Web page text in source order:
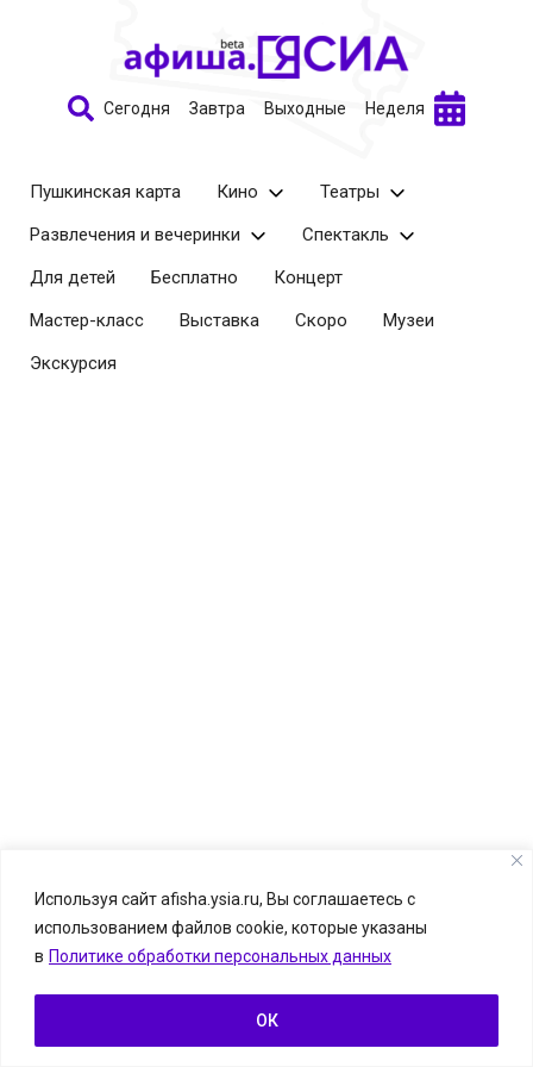
Используя сайт afisha.ysia.ru, Вы соглашаетесь с
использованием файлов cookie, которые указаны
в Политике обработки персональных данных
ОК
Сегодня Завтра Выходные Неделя
Пушкинская карта Кино
Театры
Развлечения и вечеринки
Спектакль
Для детей
Бесплатно
Концерт
Мастер-класс
Выставка Скоро
Музеи
Экскурсия
© Афиша.ЯСИА I Все развлечения Якутска и Якутии, 2026
Размещение информации о событии — бесплатно.